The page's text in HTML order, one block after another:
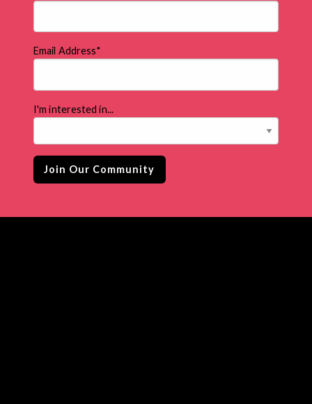
Email Address*
I'm interested in...